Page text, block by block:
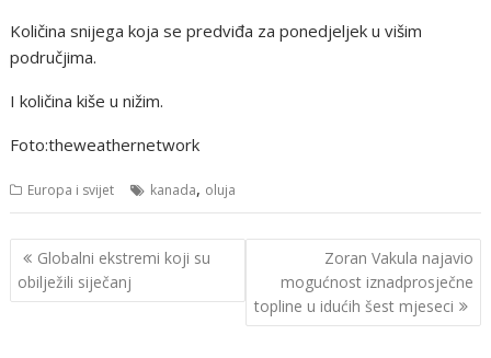
Količina snijega koja se predviđa za ponedjeljek u višim
područjima.
I količina kiše u nižim.
Foto:theweathernetwork
Europa i svijet kanada, oluja
Navigacija
objava
Globalni ekstremi koji su
obilježili siječanj
Zoran Vakula najavio
mogućnost iznadprosječne
topline u idućih šest mjeseci